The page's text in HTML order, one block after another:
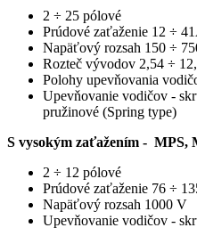
2 ÷ 25 pólové
Prúdové zaťaženie 12 ÷
Napäťový rozsah 150 ÷
Rozteč vývodov 2,54 ÷
Polohy upevňovania
Upevňovanie vodičov -
pružinové (Spring type)
S vysokým zaťažením - MPS,
2 ÷ 12 pólové
Prúdové zaťaženie 76 ÷
Napäťový rozsah 1000 V
Upevňovanie vodičov -